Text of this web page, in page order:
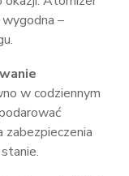
–
w codziennym
zabezpieczenia